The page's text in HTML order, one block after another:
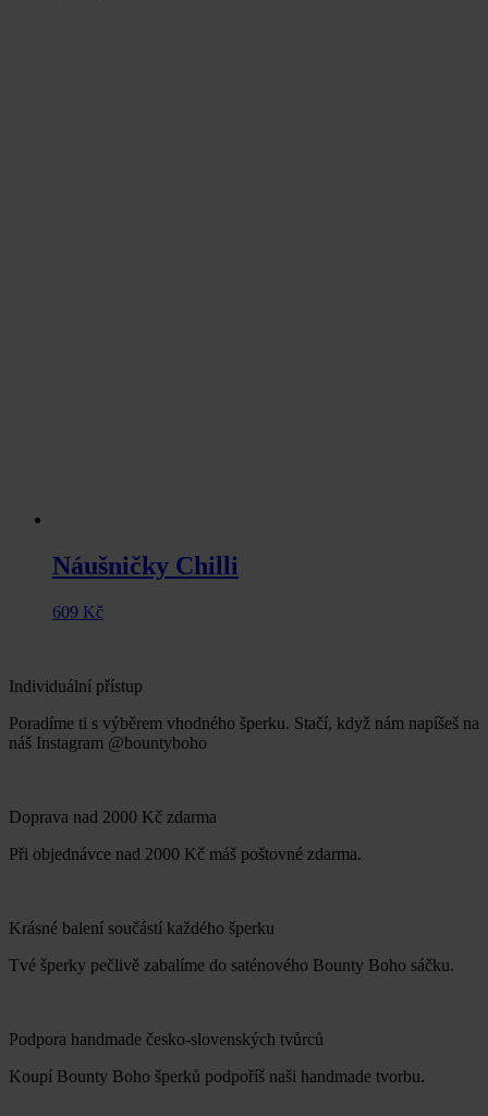
Náušničky Chilli
609 Kč
Individuální přístup
Poradíme ti s výběrem vhodného šperku. Stačí, když nám napíšeš na
náš Instagram @bountyboho
Doprava nad 2000 Kč zdarma
Při objednávce nad 2000 Kč máš poštovné zdarma.
Krásné balení součástí každého šperku
Tvé šperky pečlivě zabalíme do saténového Bounty Boho sáčku.
Podpora handmade česko-slovenských tvůrců
Koupí Bounty Boho šperků podpoříš naši handmade tvorbu.